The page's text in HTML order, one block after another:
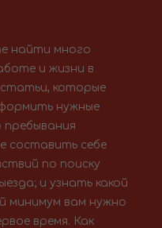
найти много
и жизни в
статьи, которые
нужные
пребывания
составить себе
по поиску
и узнать какой
минимум вам нужно
время. Как